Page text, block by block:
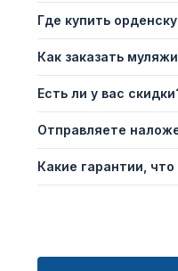
Где купить
Как заказать
Есть ли у вас
Отправляете
Какие гарантии, что